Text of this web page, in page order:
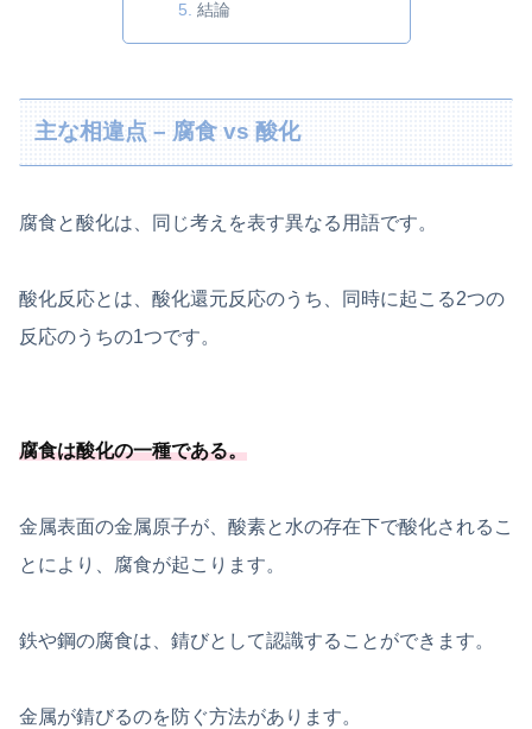
結論
主な相違点 – 腐食 vs 酸化
腐食と酸化は、同じ考えを表す異なる用語です。
酸化反応とは、酸化還元反応のうち、同時に起こる2つの
反応のうちの1つです。
腐食は酸化の一種である。
金属表面の金属原子が、酸素と水の存在下で酸化されるこ
とにより、腐食が起こります。
鉄や鋼の腐食は、錆びとして認識することができます。
金属が錆びるのを防ぐ方法があります。